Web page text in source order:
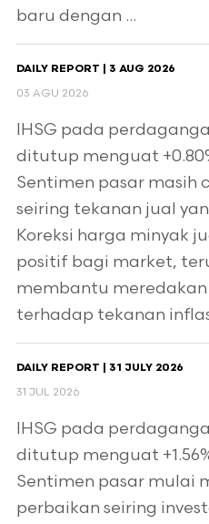
baru dengan ...
DAILY REPORT | 3 AUG 2026
03 AGU 2026
IHSG pada
ditutup menguat
Sentimen pasar masih
seiring tekanan jual
Koreksi harga minyak
positif bagi market,
membantu
terhadap tekanan
DAILY REPORT | 31 JULY 2026
31 JUL 2026
IHSG pada
ditutup menguat
Sentimen pasar mulai
perbaikan seiring